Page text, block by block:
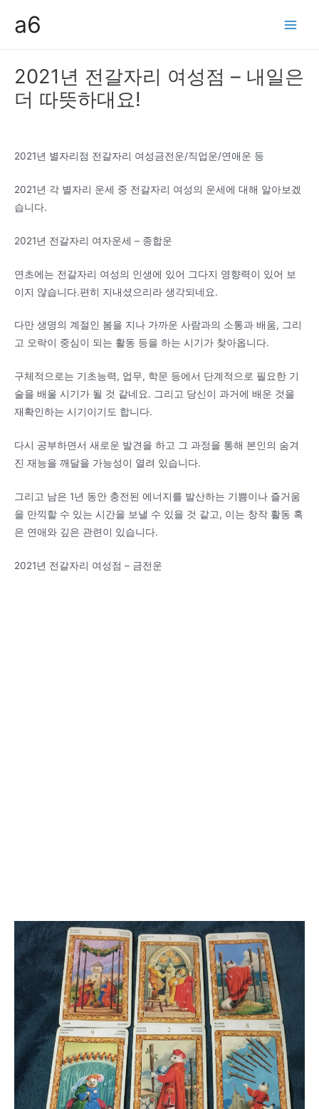
a6
2021년 전갈자리 여성점 – 내일은
더 따뜻하대요!
2021년 별자리점 전갈자리 여성금전운/직업운/연애운 등
2021년 각 별자리 운세 중 전갈자리 여성의 운세에 대해 알아보겠
습니다.
2021년 전갈자리 여자운세 – 종합운
연초에는 전갈자리 여성의 인생에 있어 그다지 영향력이 있어 보
이지 않습니다.편히 지내셨으리라 생각되네요.
다만 생명의 계절인 봄을 지나 가까운 사람과의 소통과 배움, 그리
고 오락이 중심이 되는 활동 등을 하는 시기가 찾아옵니다.
구체적으로는 기초능력, 업무, 학문 등에서 단계적으로 필요한 기
술을 배울 시기가 될 것 같네요. 그리고 당신이 과거에 배운 것을
재확인하는 시기이기도 합니다.
다시 공부하면서 새로운 발견을 하고 그 과정을 통해 본인의 숨겨
진 재능을 깨달을 가능성이 열려 있습니다.
그리고 남은 1년 동안 충전된 에너지를 발산하는 기쁨이나 즐거움
을 만끽할 수 있는 시간을 보낼 수 있을 것 같고, 이는 창작 활동 혹
은 연애와 깊은 관련이 있습니다.
2021년 전갈자리 여성점 – 금전운